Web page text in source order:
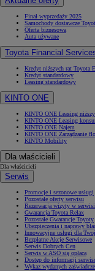
Finał wyprzedaży 2025
Samochody dostawcze
Oferta biznesowa
Auta używane
Toyota Financial
Kredyt niższych rat Toyota
Kredyt standardowy
Leasing standardowy
KINTO ONE
KINTO ONE Leasing
KINTO ONE Leasing
KINTO ONE Najem
KINTO ONE Zarządzanie
KINTO Mobility
Dla właścicieli
Dla właścicieli
Serwis
Promocje i sezonowe usługi
Pozostałe oferty serwisu
Rezerwacja wizyty w
Gwarancja Toyota Relax
Pozostałe Gwarancje Toyoty
Ubezpieczenia i naprawy
Innowacyjne usługi dla
Bezpłatne Akcje Serwisowe
Serwis Dobrych Cen
Serwis w ASO się opłaca
Dostęp do informacji
Wykaz wydanych